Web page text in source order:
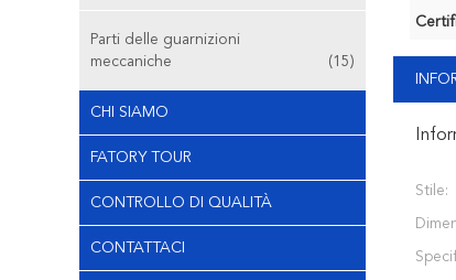
Parti delle guarnizioni
meccaniche
(15)
CHI SIAMO
FATORY TOUR
CONTROLLO DI QUALITÀ
CONTATTACI
Stile: